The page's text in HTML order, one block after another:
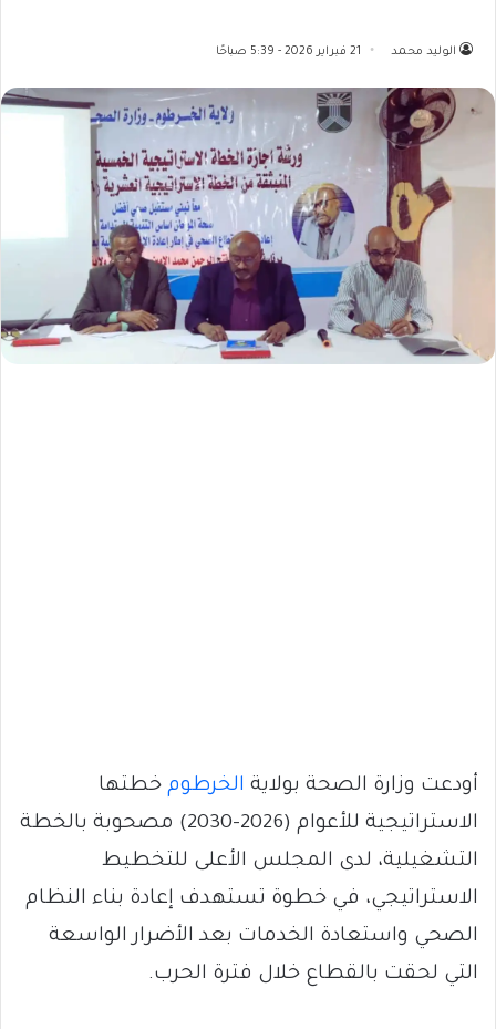
الوليد محمد 21 فبراير 2026 - 5:39 صباحًا
أودعت وزارة الصحة بولاية الخرطوم خطتها
الاستراتيجية للأعوام (2026–2030) مصحوبة بالخطة
التشغيلية، لدى المجلس الأعلى للتخطيط
الاستراتيجي، في خطوة تستهدف إعادة بناء النظام
الصحي واستعادة الخدمات بعد الأضرار الواسعة
التي لحقت بالقطاع خلال فترة الحرب.